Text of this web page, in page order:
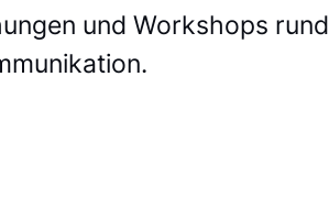
und Workshops rund